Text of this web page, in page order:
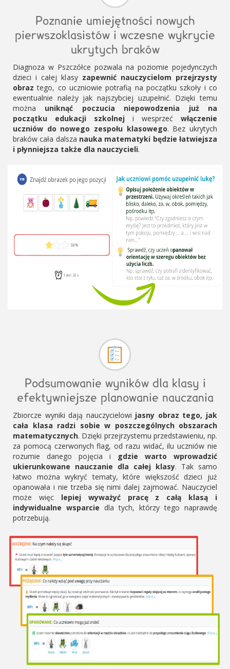
Poznanie umiejętności nowych
pierwszoklasistów i wczesne wykrycie
ukrytych braków
Diagnoza w Pszczółce pozwala na poziomie pojedynczych
dzieci i całej klasy zapewnić nauczycielom przejrzysty
obraz tego, co uczniowie potrafią na początku szkoły i co
ewentualnie należy jak najszybciej uzupełnić. Dzięki temu
można uniknąć poczucia niepowodzenia już na
początku edukacji szkolnej i wesprzeć włączenie
uczniów do nowego zespołu klasowego. Bez ukrytych
braków cała dalsza nauka matematyki będzie łatwiejsza
i płynniejsza także dla nauczycieli.
Podsumowanie wyników dla klasy i
efektywniejsze planowanie nauczania
Zbiorcze wyniki dają nauczycielowi jasny obraz tego, jak
cała klasa radzi sobie w poszczególnych obszarach
matematycznych. Dzięki przejrzystemu przedstawieniu, np.
za pomocą czerwonych flag, od razu widać, ilu uczniów nie
rozumie danego pojęcia i
gdzie warto wprowadzić
ukierunkowane nauczanie dla całej klasy. Tak samo
łatwo można wykryć tematy, które większość dzieci już
opanowała i nie trzeba się nimi dalej zajmować. Nauczyciel
może więc lepiej wyważyć pracę z całą klasą i
indywidualne wsparcie dla tych, którzy tego naprawdę
potrzebują.